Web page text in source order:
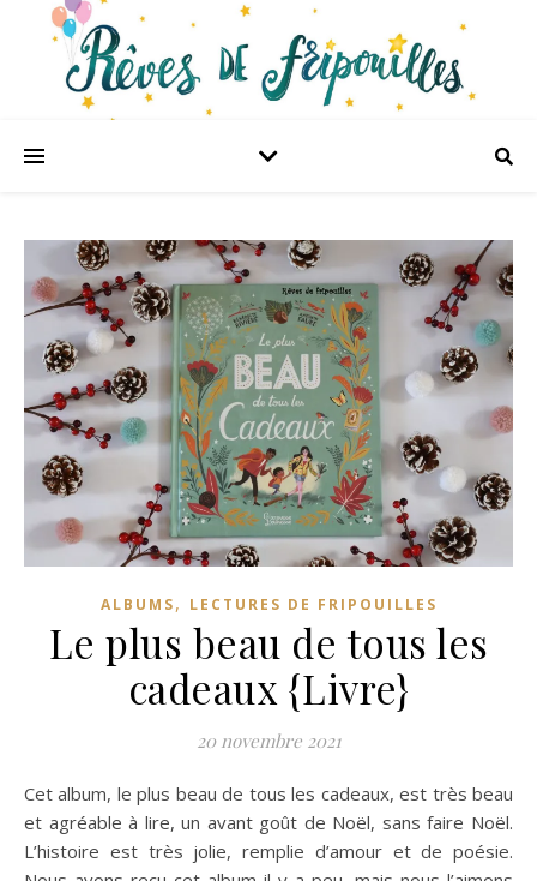
ALBUMS, LECTURES DE FRIPOUILLES
Le plus beau de tous les
cadeaux {Livre}
20 novembre 2021
Cet album, le plus beau de tous les cadeaux, est très beau
et agréable à lire, un avant goût de Noël, sans faire Noël.
L’histoire est très jolie, remplie d’amour et de poésie.